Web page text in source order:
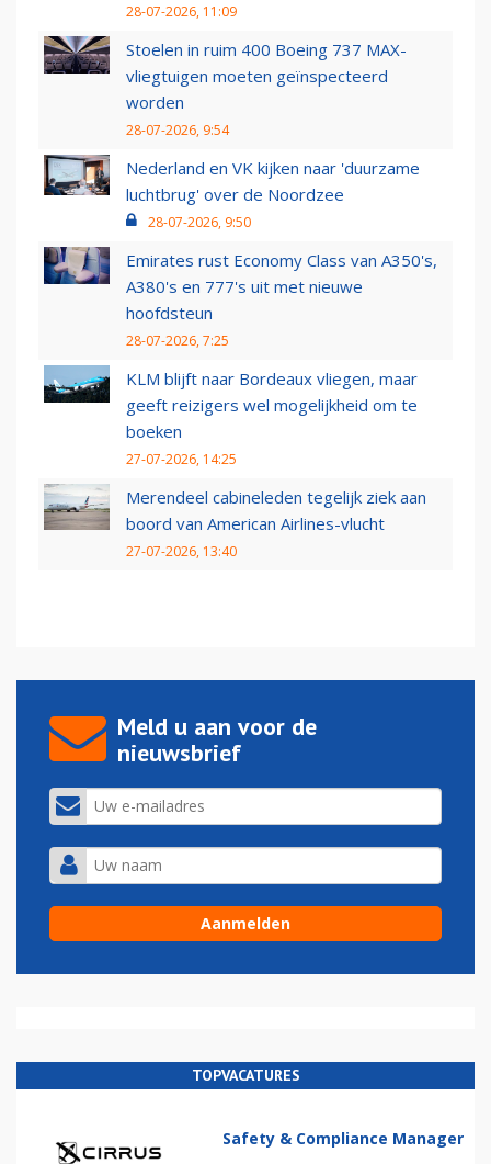
28-07-2026, 11:09
Stoelen in ruim 400 Boeing 737 MAX-
vliegtuigen moeten geïnspecteerd
worden
28-07-2026, 9:54
Nederland en VK kijken naar 'duurzame
luchtbrug' over de Noordzee
28-07-2026, 9:50
Emirates rust Economy Class van A350's,
A380's en 777's uit met nieuwe
hoofdsteun
28-07-2026, 7:25
KLM blijft naar Bordeaux vliegen, maar
geeft reizigers wel mogelijkheid om te
boeken
27-07-2026, 14:25
Merendeel cabineleden tegelijk ziek aan
boord van American Airlines-vlucht
27-07-2026, 13:40
Meld u aan voor de
nieuwsbrief
TOPVACATURES
Safety & Compliance Manager